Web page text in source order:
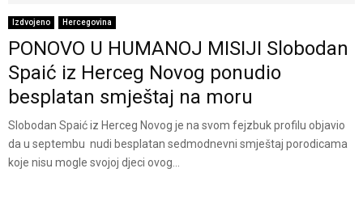
Izdvojeno Hercegovina
PONOVO U HUMANOJ MISIJI Slobodan
Spaić iz Herceg Novog ponudio
besplatan smještaj na moru
Slobodan Spaić iz Herceg Novog je na svom fejzbuk profilu objavio
da u septembu nudi besplatan sedmodnevni smještaj porodicama
koje nisu mogle svojoj djeci ovog...